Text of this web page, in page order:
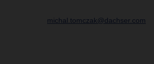
michal.tomczak@dachser.com